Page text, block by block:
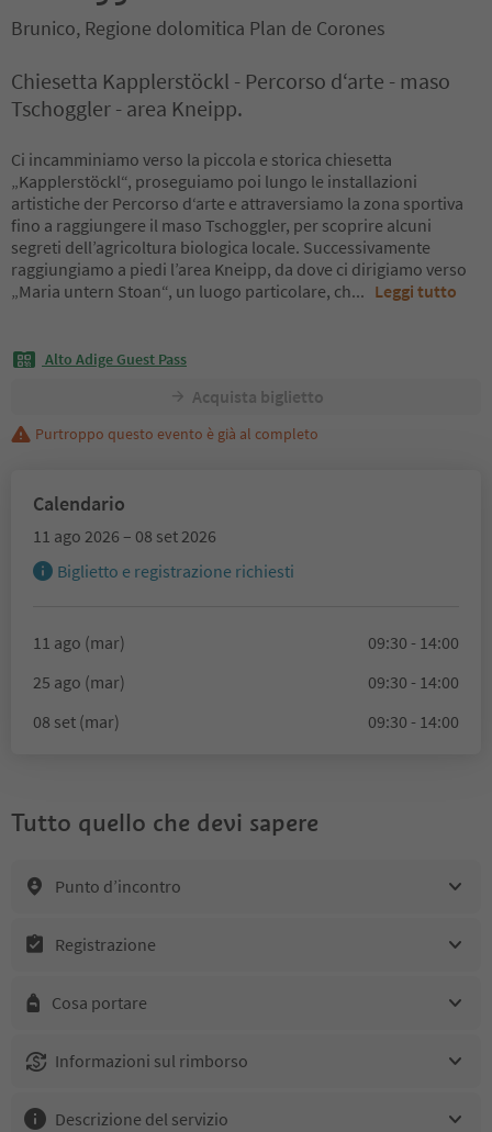
Brunico, Regione dolomitica Plan de Corones
Chiesetta Kapplerstöckl - Percorso d‘arte - maso
Tschoggler - area Kneipp.
Ci incamminiamo verso la piccola e storica chiesetta
„Kapplerstöckl“, proseguiamo poi lungo le installazioni
artistiche der Percorso d‘arte e attraversiamo la zona sportiva
fino a raggiungere il maso Tschoggler, per scoprire alcuni
segreti dell’agricoltura biologica locale. Successivamente
raggiungiamo a piedi l’area Kneipp, da dove ci dirigiamo verso
„Maria untern Stoan“, un luogo particolare, ch... Leggi tutto
Alto Adige Guest Pass
Acquista biglietto
Purtroppo questo evento è già al completo
Calendario
11 ago 2026 – 08 set 2026
Biglietto e registrazione richiesti
11 ago (mar)
09:30 - 14:00
25 ago (mar)
09:30 - 14:00
08 set (mar)
09:30 - 14:00
Tutto quello che devi sapere
Punto d’incontro
Registrazione
Cosa portare
Informazioni sul rimborso
Descrizione del servizio